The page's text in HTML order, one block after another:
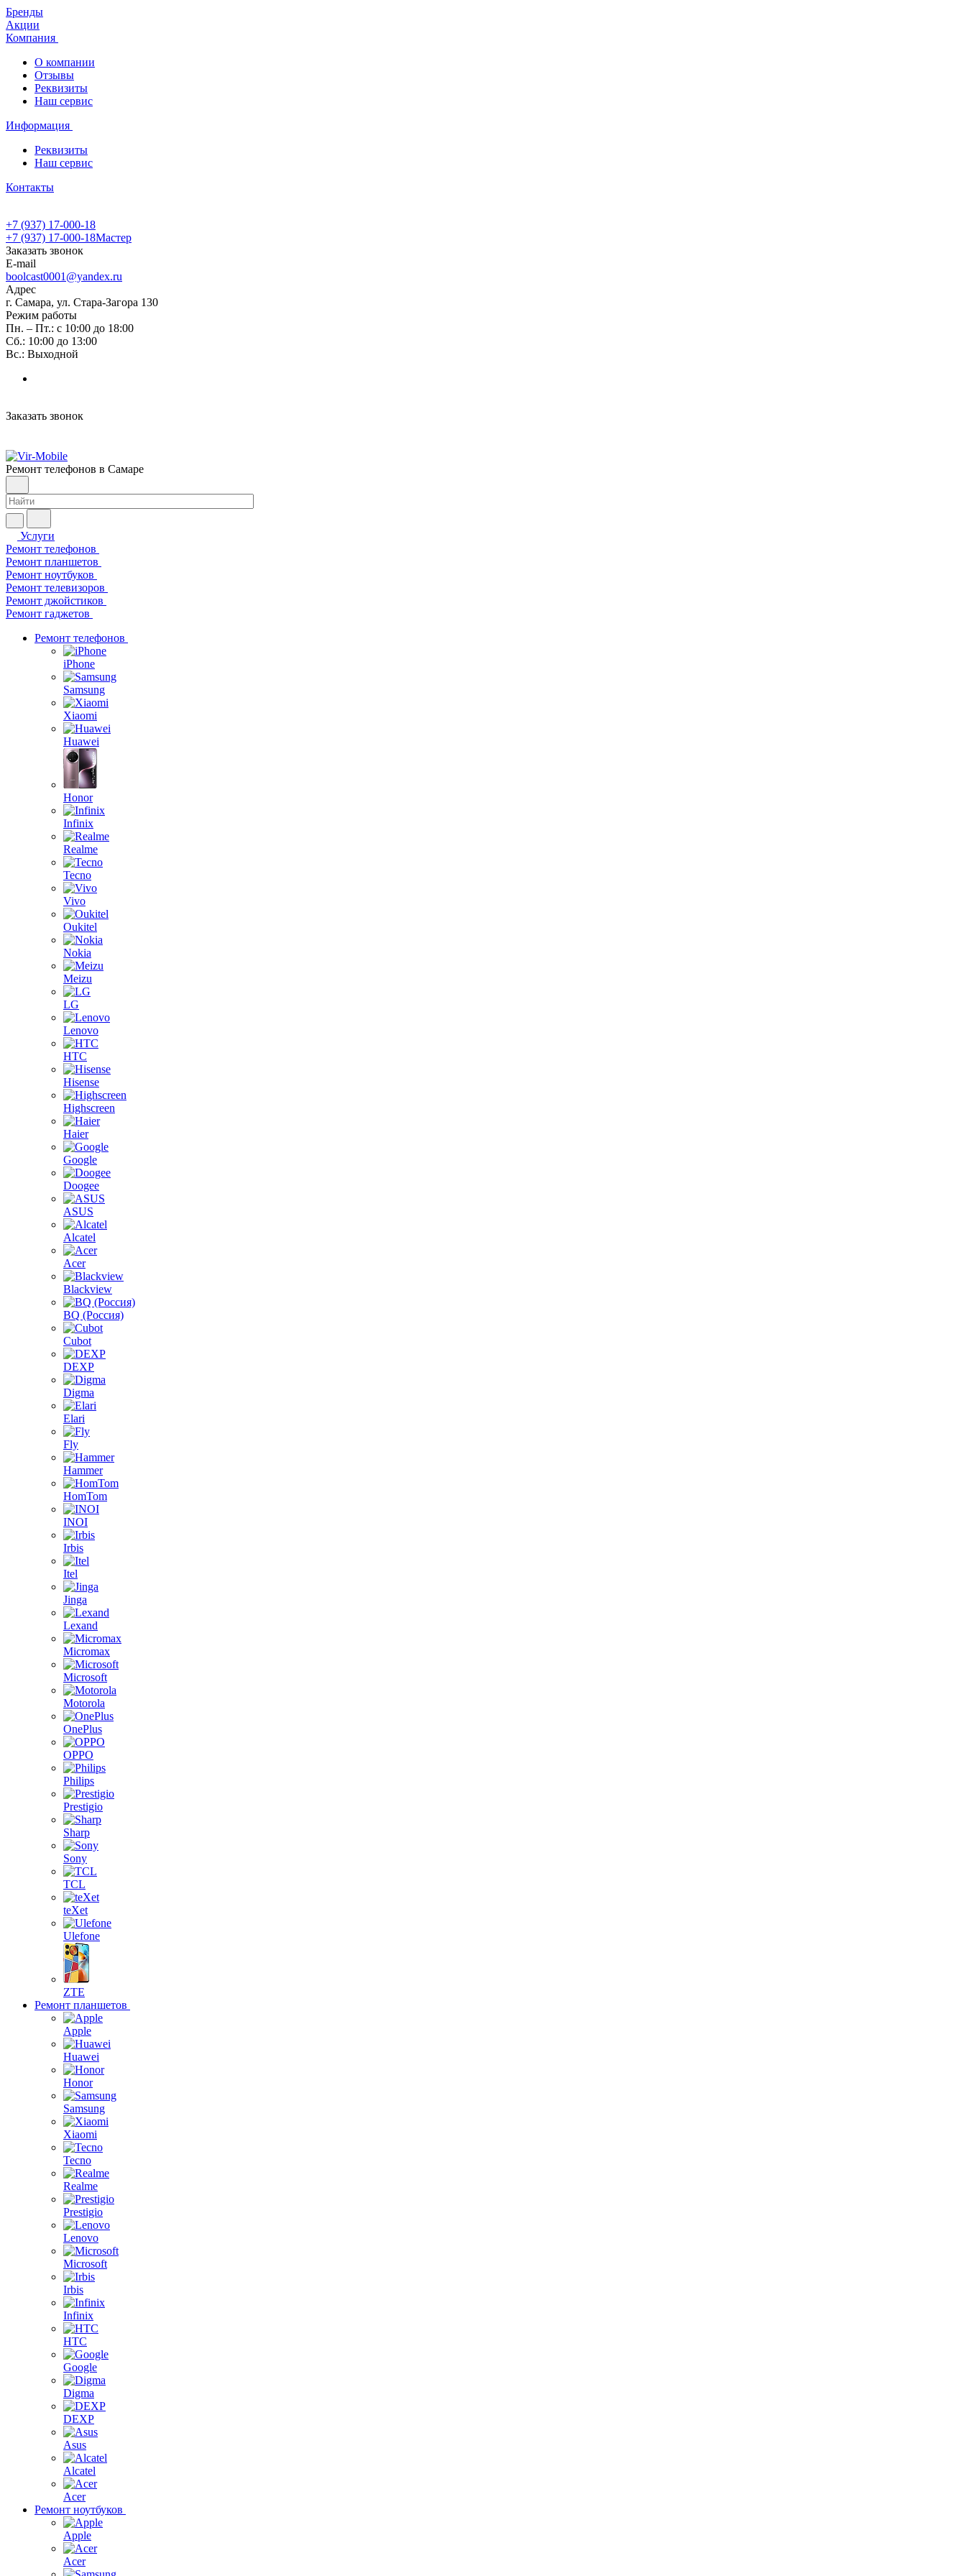
Бренды
Акции
Компания
О компании
Отзывы
Реквизиты
Наш сервис
Информация
Реквизиты
Наш сервис
Контакты
+7 (937) 17-000-18
+7 (937) 17-000-18Мастер
Заказать звонок
E-mail
boolcast0001@yandex.ru
Адрес
г. Самара, ул. Стара-Загора 130
Режим работы
Пн. – Пт.: с 10:00 до 18:00
Сб.: 10:00 до 13:00
Вс.: Выходной
Заказать звонок
Ремонт телефонов в Самаре
Услуги
Ремонт телефонов
Ремонт планшетов
Ремонт ноутбуков
Ремонт телевизоров
Ремонт джойстиков
Ремонт гаджетов
Ремонт телефонов
iPhone
Samsung
Xiaomi
Huawei
Honor
Infinix
Realme
Tecno
Vivo
Oukitel
Nokia
Meizu
LG
Lenovo
HTC
Hisense
Highscreen
Haier
Google
Doogee
ASUS
Alcatel
Acer
Blackview
BQ (Россия)
Cubot
DEXP
Digma
Elari
Fly
Hammer
HomTom
INOI
Irbis
Itel
Jinga
Lexand
Micromax
Microsoft
Motorola
OnePlus
OPPO
Philips
Prestigio
Sharp
Sony
TCL
teXet
Ulefone
ZTE
Ремонт планшетов
Apple
Huawei
Honor
Samsung
Xiaomi
Tecno
Realme
Prestigio
Lenovo
Microsoft
Irbis
Infinix
HTC
Google
Digma
DEXP
Asus
Alcatel
Acer
Ремонт ноутбуков
Apple
Acer